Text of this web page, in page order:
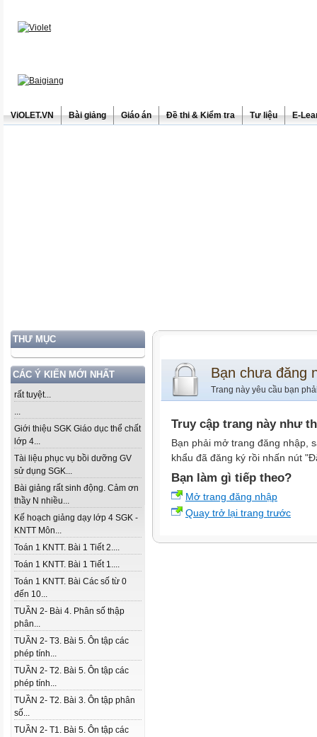
ViOLET.VN Bài giảng Giáo án Đề thi & Kiểm tra Tư liệu E-
THƯ MỤC
CÁC Ý KIẾN MỚI NHẤT
rất tuyệt...
...
Giới thiệu SGK Giáo dục thể chất
lớp 4...
Tài liệu phục vụ bồi dưỡng GV
sử dụng SGK...
Bài giảng rất sinh động. Cảm ơn
thầy N nhiều...
Kế hoạch giảng dạy lớp 4 SGK -
KNTT Môn...
Toán 1 KNTT. Bài 1 Tiết 2....
Toán 1 KNTT. Bài 1 Tiết 1....
Toán 1 KNTT. Bài Các số từ 0
đến 10...
TUẦN 2- Bài 4. Phân số thập
phân...
TUẦN 2- T3. Bài 5. Ôn tập các
phép tính...
TUẦN 2- T2. Bài 5. Ôn tập các
phép tính...
TUẦN 2- T2. Bài 3. Ôn tập phân
số...
TUẦN 2- T1. Bài 5. Ôn tập các
Bạn chưa đăng
Trang này yêu cầu bạn
Truy cập trang này như
Bạn phải mở trang đăng nhập,
khẩu đã đăng ký rồi nhấn nút
Bạn làm gì tiếp theo?
Mở trang đăng nhập
Quay trở lại trang trước